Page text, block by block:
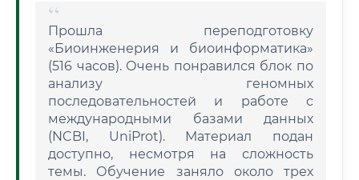
Прошла переподготовку
«Биоинженерия и биоинформатика»
(516 часов). Очень понравился блок по
анализу геномных
последовательностей и работе с
международными базами данных
(NCBI, UniProt). Материал подан
доступно, несмотря на сложность
темы. Обучение заняло около трех